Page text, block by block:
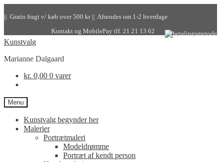
|| Gratis fragt v/ køb over 500 kr || Afsendes om 1-2 hverdage
Kontakt og MobilePay tlf. 21 21 13 62
Kunstvalg
Marianne Dalgaard
kr. 0,00 0 varer
Menu
Kunstvalg begynder her
Malerier
Portrætmaleri
Modeldrømme
Portræt af kendt person